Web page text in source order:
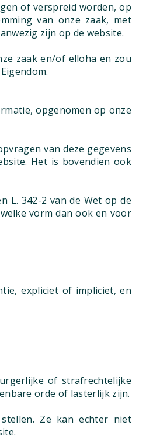
of verspreid worden, op
van onze zaak, met
zijn op de website.
zaak en/of elloha en zou
opgenomen op onze
van deze gegevens
Het is bovendien ook
L. 342-2 van de Wet op de
vorm dan ook en voor
expliciet of impliciet, en
of strafrechtelijke
orde of lasterlijk zijn.
Ze kan echter niet